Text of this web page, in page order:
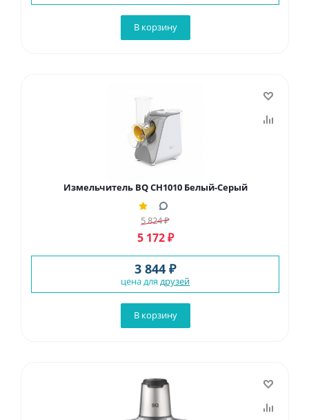
В корзину
Измельчитель BQ CH1010 Белый-Серый
5 824₽
5 172₽
3 844 ₽
цена для друзей
В корзину